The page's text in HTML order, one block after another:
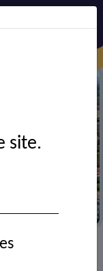
d'orientation
site.